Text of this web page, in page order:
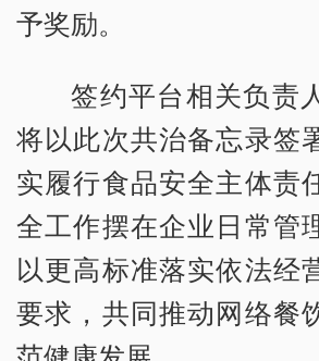
予奖励。
签约平台相关负责
将以此次共治备忘录签
实履行食品安全主体责
全工作摆在企业日常管
以更高标准落实依法经
要求，共同推动网络餐